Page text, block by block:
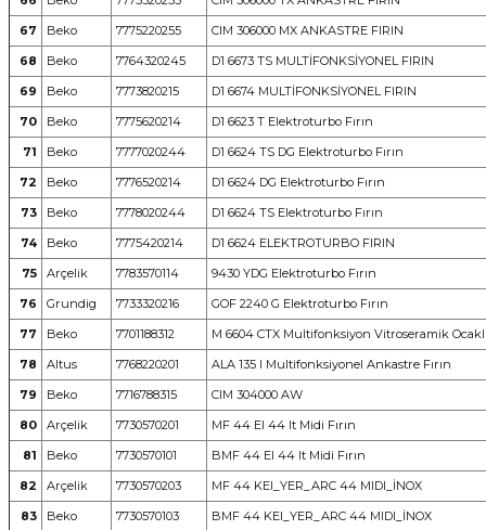
67
Beko 7775220255
CIM 306000 MX ANKASTRE FIRIN
68
Beko 7764320245
D1 6673 TS MULTİFONKSİYONEL FIRIN
69
Beko 7773820215
D1 6674 MULTİFONKSİYONEL FIRIN
70
Beko 7775620214
D1 6623 T Elektroturbo Fırın
71
Beko 7777020244
D1 6624 TS DG Elektroturbo Fırın
72
Beko 7776520214
D1 6624 DG Elektroturbo Fırın
73
Beko 7778020244
D1 6624 TS Elektroturbo Fırın
74
Beko 7775420214
D1 6624 ELEKTROTURBO FIRIN
75
Arçelik 7783570114
9430 YDG Elektroturbo Fırın
76
Grundig 7733320216
GOF 2240 G Elektroturbo Fırın
77
Beko 7701188312
M 6604 CTX Multifonksiyon Vitroseramik
78
Altus 7768220201
ALA 135 I Multifonksiyonel Ankastre Fırın
79
Beko 7716788315
CIM 304000 AW
80
Arçelik 7730570201
MF 44 EI 44 lt Midi Fırın
81
Beko 7730570101
BMF 44 EI 44 lt Midi Fırın
82
Arçelik 7730570203
MF 44 KEI_YER_ARC 44 MIDI_İNOX
83
Beko 7730570103
BMF 44 KEI_YER_ARC 44 MIDI_İNOX